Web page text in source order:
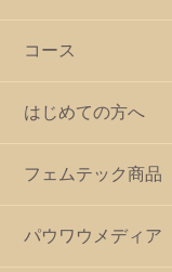
コース
はじめての方へ
フェムテック商品
パウワウメディア